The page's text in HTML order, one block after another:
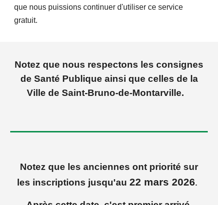
que nous puissions continuer d'utiliser ce service
gratuit.
Notez que nous respectons les consignes
de Santé Publique ainsi que celles de la
Ville de Saint-Bruno-de-Montarville.
Notez que les anciennes ont priorité sur
les inscriptions jusqu'au 22 mars 2026.